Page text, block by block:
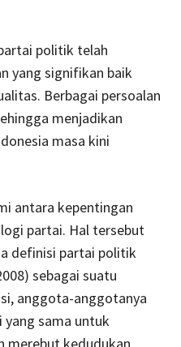
politik telah
yang signifikan baik
Berbagai persoalan
menjadikan
masa kini
antara kepentingan
partai. Hal tersebut
definisi partai politik
sebagai suatu
anggota-anggotanya
sama untuk
merebut kedudukan